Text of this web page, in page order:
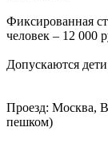
Фиксированная
человек – 12 000
Допускаются дети
Проезд: Москва,
пешком)